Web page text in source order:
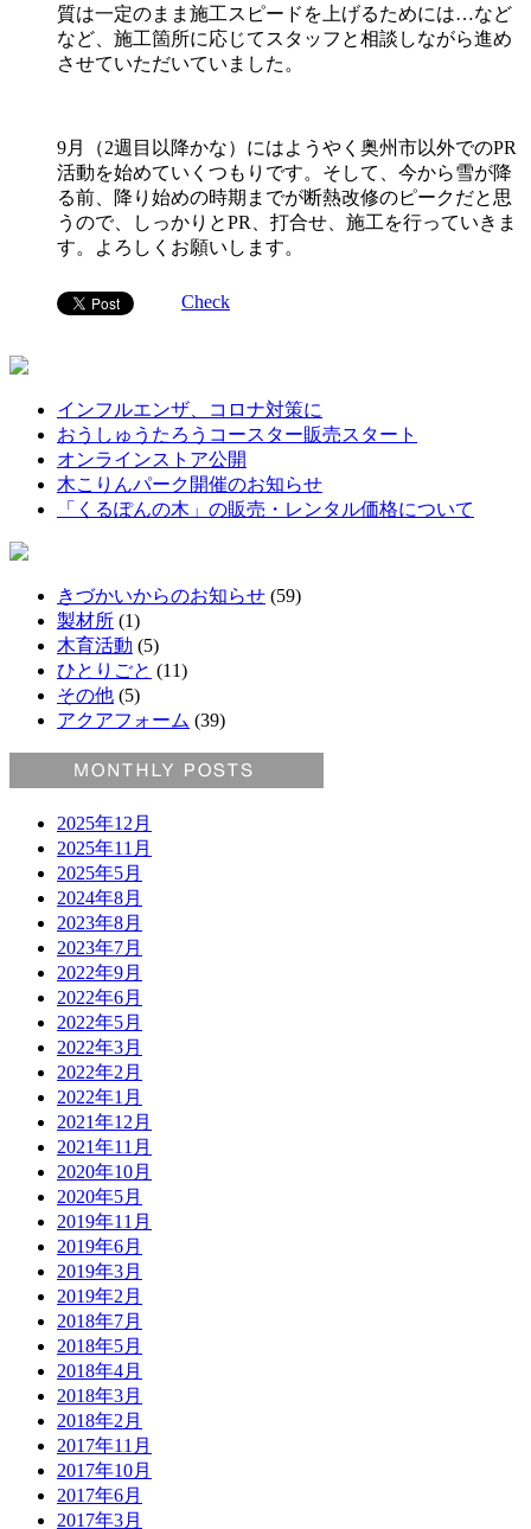
質は一定のまま施工スピードを上げるためには…など
など、施工箇所に応じてスタッフと相談しながら進め
させていただいていました。
9月（2週目以降かな）にはようやく奥州市以外でのPR
活動を始めていくつもりです。そして、今から雪が降
る前、降り始めの時期までが断熱改修のピークだと思
うので、しっかりとPR、打合せ、施工を行っていきま
す。よろしくお願いします。
Check
インフルエンザ、コロナ対策に
おうしゅうたろうコースター販売スタート
オンラインストア公開
木こりんパーク開催のお知らせ
「くるぽんの木」の販売・レンタル価格について
きづかいからのお知らせ (59)
製材所 (1)
木育活動 (5)
ひとりごと (11)
その他 (5)
アクアフォーム (39)
2025年12月
2025年11月
2025年5月
2024年8月
2023年8月
2023年7月
2022年9月
2022年6月
2022年5月
2022年3月
2022年2月
2022年1月
2021年12月
2021年11月
2020年10月
2020年5月
2019年11月
2019年6月
2019年3月
2019年2月
2018年7月
2018年5月
2018年4月
2018年3月
2018年2月
2017年11月
2017年10月
2017年6月
2017年3月